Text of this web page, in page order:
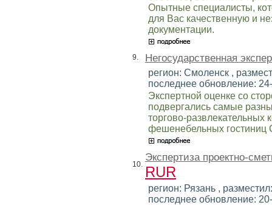
Опытные специалисты,
для Вас качественную и
документации.
9. Негосударственная
регион: Смоленск ,
последнее обновление:
Экспертной оценке со
подвергались самые
торгово-развлекательных
фешенебельных гостиниц
10.
Экспертиза проектно-
RUR
регион: Рязань ,
последнее обновление: